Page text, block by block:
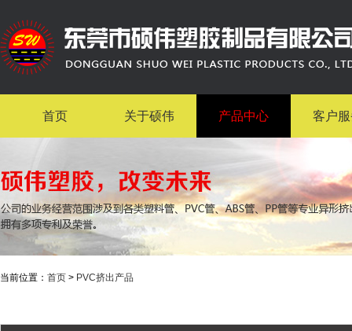
首页 关于硕伟 产品中心 客户
当前位置： 首页 > PVC挤出产品